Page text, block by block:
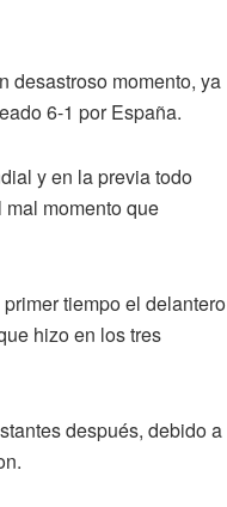
desastroso momento, ya
6-1 por España.
y en la previa todo
momento que
tiempo el delantero
hizo en los tres
después, debido a